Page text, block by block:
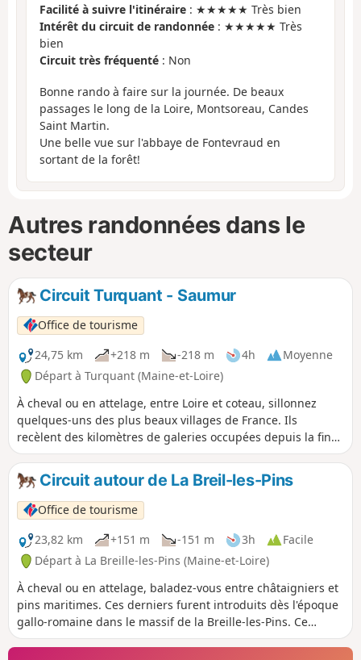
Facilité à suivre l'itinéraire : ★★★★★ Très bien
Intérêt du circuit de randonnée : ★★★★★ Très
bien
Circuit très fréquenté : Non
Bonne rando à faire sur la journée. De beaux
passages le long de la Loire, Montsoreau, Candes
Saint Martin.
Une belle vue sur l'abbaye de Fontevraud en
sortant de la forêt!
Autres randonnées dans le
secteur
Circuit Turquant - Saumur
Office de tourisme
24,75 km
+218 m -218 m 4h
Moyenne
Départ à Turquant (Maine-et-Loire)
À cheval ou en attelage, entre Loire et coteau, sillonnez
quelques-uns des plus beaux villages de France. Ils
recèlent des kilomètres de galeries occupées depuis la fin
du Moyen-Âge. Cette pierre, d'un blanc crayeux, donne aux
monuments de la région leur blondeur et au vin d'AOC
Saumur-Champigny ses qualités gustatives. Découvrez un
patrimoine d'une exceptionnelle richesse : château,
moulins, lavoirs, loges de vigne, caves de dégustation...
Circuit autour de La Breil-les-Pins
Office de tourisme
23,82 km
+151 m -151 m 3h
Facile
Départ à La Breille-les-Pins (Maine-et-Loire)
À cheval ou en attelage, baladez-vous entre châtaigniers et
pins maritimes. Ces derniers furent introduits dès l'époque
gallo-romaine dans le massif de la Breille-les-Pins. Ce
circuit vous offrira la possibilité d'observer des espèces